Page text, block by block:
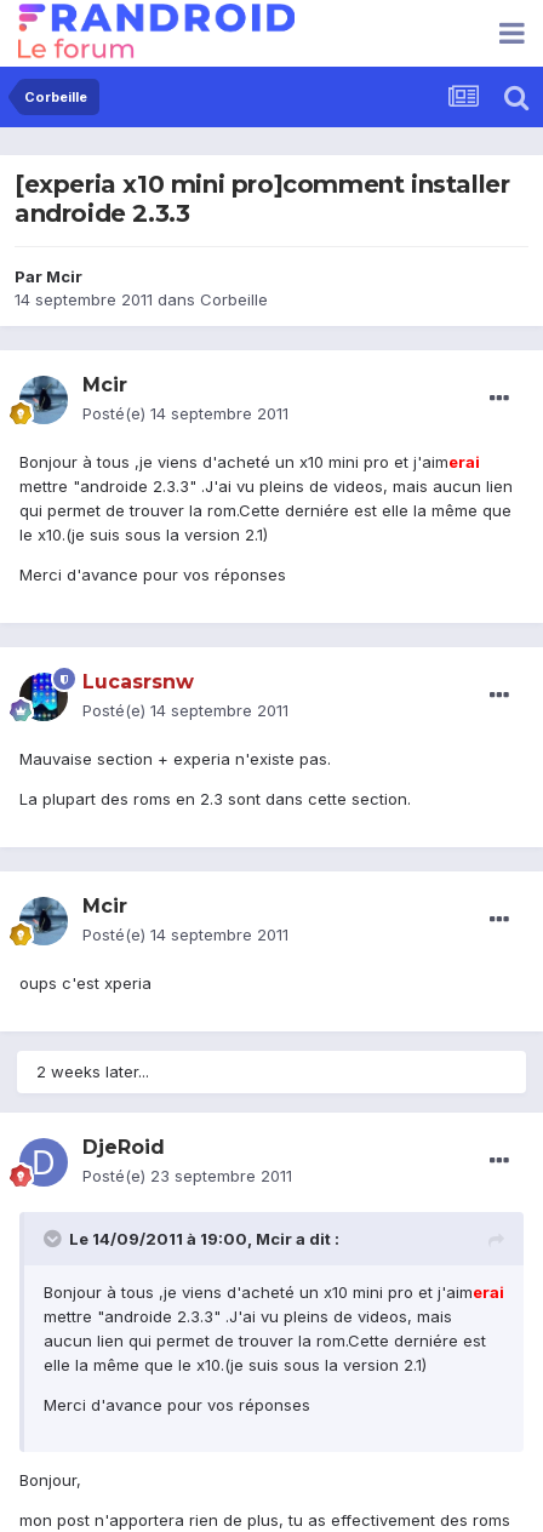
Corbeille
[experia x10 mini pro]comment installer
androide 2.3.3
Par Mcir
14 septembre 2011 dans Corbeille
Mcir
Posté(e) 14 septembre 2011
Bonjour à tous ,je viens d'acheté un x10 mini pro et j'aimerai
mettre "androide 2.3.3" .J'ai vu pleins de videos, mais aucun lien
qui permet de trouver la rom.Cette derniére est elle la même que
le x10.(je suis sous la version 2.1)
Merci d'avance pour vos réponses
Lucasrsnw
Posté(e) 14 septembre 2011
Mauvaise section + experia n'existe pas.
La plupart des roms en 2.3 sont dans cette section.
Mcir
Posté(e) 14 septembre 2011
oups c'est xperia
2 weeks later...
DjeRoid
Posté(e) 23 septembre 2011
Le 14/09/2011 à 19:00, Mcir a dit :
Bonjour à tous ,je viens d'acheté un x10 mini pro et j'aimerai
mettre "androide 2.3.3" .J'ai vu pleins de videos, mais
aucun lien qui permet de trouver la rom.Cette derniére est
elle la même que le x10.(je suis sous la version 2.1)
Merci d'avance pour vos réponses
Bonjour,
mon post n'apportera rien de plus, tu as effectivement des roms